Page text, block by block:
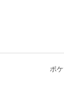
ポ